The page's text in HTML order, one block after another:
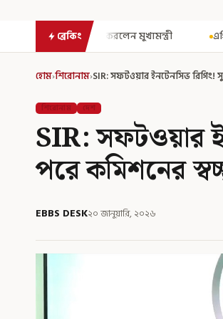
ব্রেকিং এগিয়ে গেল আরও একধাপ, সপ্তম পে
হোম›শিরোনাম›SIR: সফটওয়ার ইনটেনসিভ রিগিং!
শিরোনাম দেশ
SIR: সফটওয়ার
পরে কমিশনের
EBBS DESK২০ জানুয়ারি, ২০২৬